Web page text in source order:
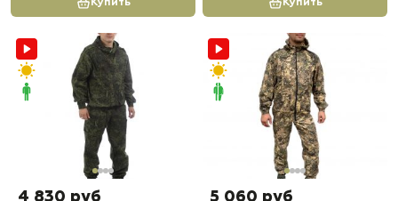
Купить Купить
4 830 руб 5 060 руб